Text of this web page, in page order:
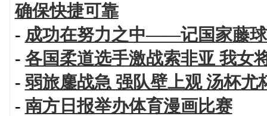
确保快捷可靠
- 成功在努力之中——记国家藤
- 各国柔道选手激战索非亚 我女
- 弱旅鏖战急 强队壁上观 汤杯尤
- 南方日报举办体育漫画比赛